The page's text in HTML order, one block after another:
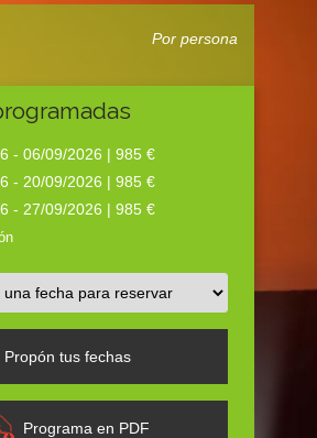
Por persona
- 06/09/2026 | 985 €
- 20/09/2026 | 985 €
- 27/09/2026 | 985 €
Propón tus fechas
Programa en PDF